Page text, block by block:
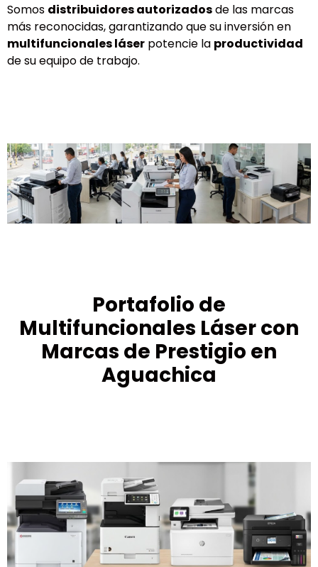
Somos distribuidores autorizadosde las marcas
más reconocidas, garantizando que su inversión en
multifuncionales láser potencie la productividad
de su equipo de trabajo.
Portafolio de
Multifuncionales Láser con
Marcas de Prestigio en
Aguachica